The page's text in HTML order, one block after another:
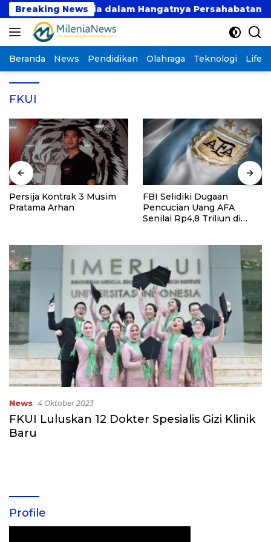
Langsung
ke
konten
Breaking News
dan Malaysia dalam Hangatnya Persahabatan
Beranda News Pendidikan Olahraga Teknologi
FKUI
Persija Kontrak 3 Musim
Pratama Arhan
FBI Selidiki Dugaan
Pencucian Uang AFA
Senilai Rp4,8 Triliun di
News 4 Oktober 2023
FKUI Luluskan 12 Dokter Spesialis Gizi Klinik
Baru
Profile